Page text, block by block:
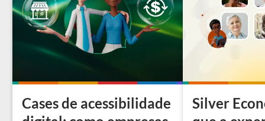
Cases de acessibilidade
Silver